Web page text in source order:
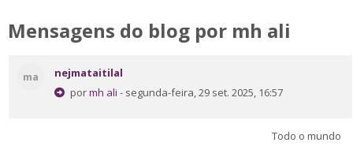
Como me Inscrever?
Dicas de Estudo Online
Mensagens do blog por mh ali
ma
nejmataitilal
pormh ali - segunda-feira, 29 set. 2025, 16:57
Todo o mundo